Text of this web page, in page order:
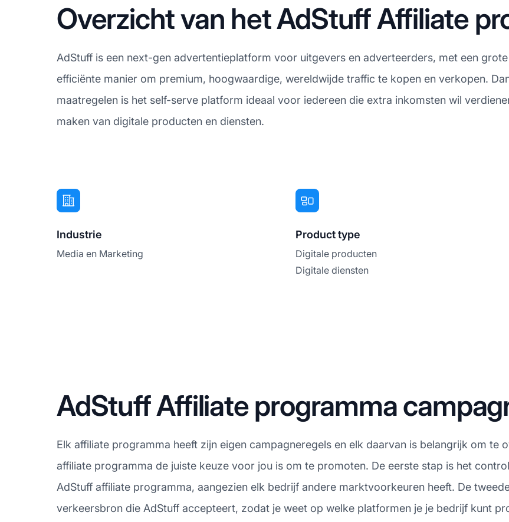
Overzicht van het AdStuff Affiliate
AdStuff is een next-gen advertentieplatform voor uitgevers en adverteerders, met een
efficiënte manier om premium, hoogwaardige, wereldwijde traffic te kopen en verkopen.
maatregelen is het self-serve platform ideaal voor iedereen die extra inkomsten wil
maken van digitale producten en diensten.
Industrie
Media en Marketing
Product type
Digitale producten
Digitale diensten
AdStuff Affiliate programma
Elk affiliate programma heeft zijn eigen campagneregels en elk daarvan is belangrijk om te
affiliate programma de juiste keuze voor jou is om te promoten. De eerste stap is het
AdStuff affiliate programma, aangezien elk bedrijf andere marktvoorkeuren heeft. De
verkeersbron die AdStuff accepteert, zodat je weet op welke platformen je je bedrijf kunt